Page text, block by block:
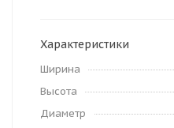
Характеристики
Ширина
Высота
Диаметр